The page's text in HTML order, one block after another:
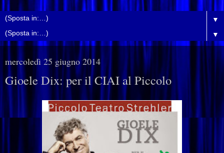
▼
▼
mercoledì 25 giugno 2014
Gioele Dix: per il CIAI al Piccolo